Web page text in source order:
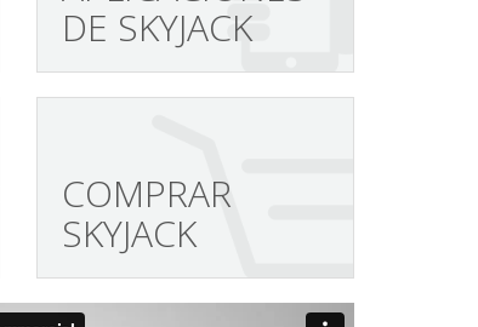
DE SKYJACK
COMPRAR
SKYJACK